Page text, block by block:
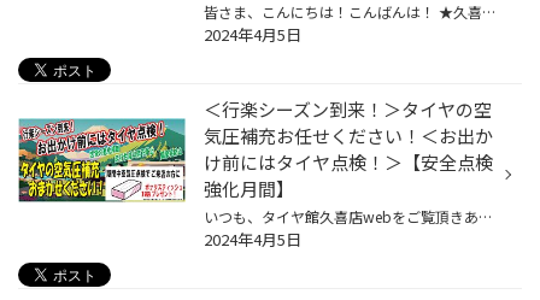
皆さま、こんにちは！こんばんは！ ★久喜警察と久喜インターの間にあるタイヤ館久喜です★ いつも当店WEBをご覧いただきありがとうございます！ 突然ですが、最近パンクが増えています！ 最近天気が落ち着かない状況で、突然の雨や強風に悩まされる事もあります。 視界の悪化や色々なものが道路に飛...
2024年4月5日
＜行楽シーズン到来！＞タイヤの空
気圧補充お任せください！＜お出か
け前にはタイヤ点検！＞【安全点検
強化月間】
いつも、タイヤ館久喜店webをご覧頂きありがとうございます。 4/8はタイヤの日という事で、当店では愛車を安心して乗って頂けるよう、 無料にてタイヤの安全点検を実施しています。 当店スタッフがお客様に代わってしっかり点検させて頂きます。 お客様に分かりやすい、「見える」点検を推進中！ 点...
2024年4月5日